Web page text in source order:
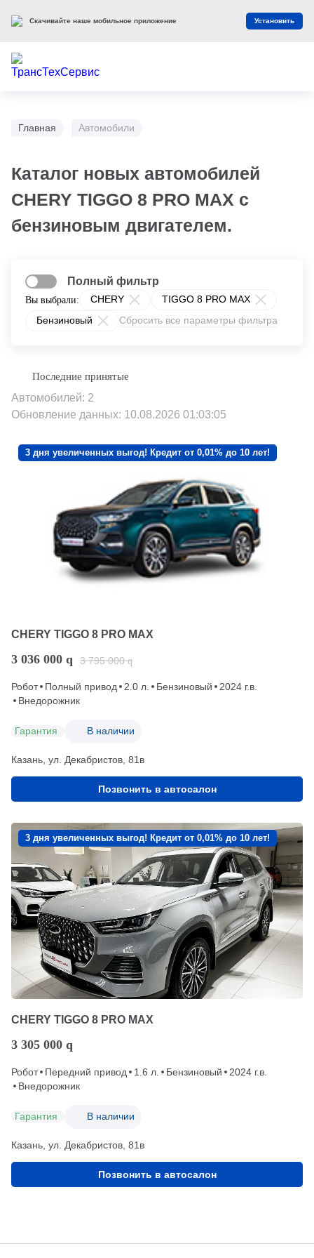
Главная Автомобили
Каталог новых автомобилей
CHERY TIGGO 8 PRO MAX с
бензиновым двигателем.
Вы выбрали: CHERY
TIGGO 8 PRO MAX
Бензиновый
Сбросить все параметры фильтра
Полный фильтр
Автомобилей: 2
Обновление данных: 10.08.2026 01:03:05
3 дня увеличенных выгод! Кредит от 0,01% до 10 лет!
CHERY TIGGO 8 PRO MAX
3 036 000 q 3 795 000 q
Робот Полный привод 2.0 л. Бензиновый
2024 г.в.
Внедорожник
Гарантия В наличии
Казань, ул. Декабристов, 81в
Позвонить в автосалон
3 дня увеличенных выгод! Кредит от 0,01% до 10 лет!
CHERY TIGGO 8 PRO MAX
3 305 000 q
Робот Передний привод 1.6 л. Бензиновый
2024 г.в.
Внедорожник
Гарантия В наличии
Казань, ул. Декабристов, 81в
Позвонить в автосалон
Скачивайте наше мобильное приложение Установить